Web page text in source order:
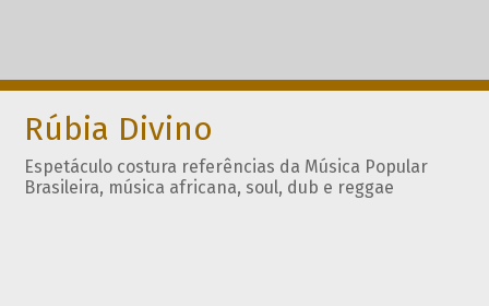
Rúbia Divino
Espetáculo costura referências da Música Popular
Brasileira, música africana, soul, dub e reggae